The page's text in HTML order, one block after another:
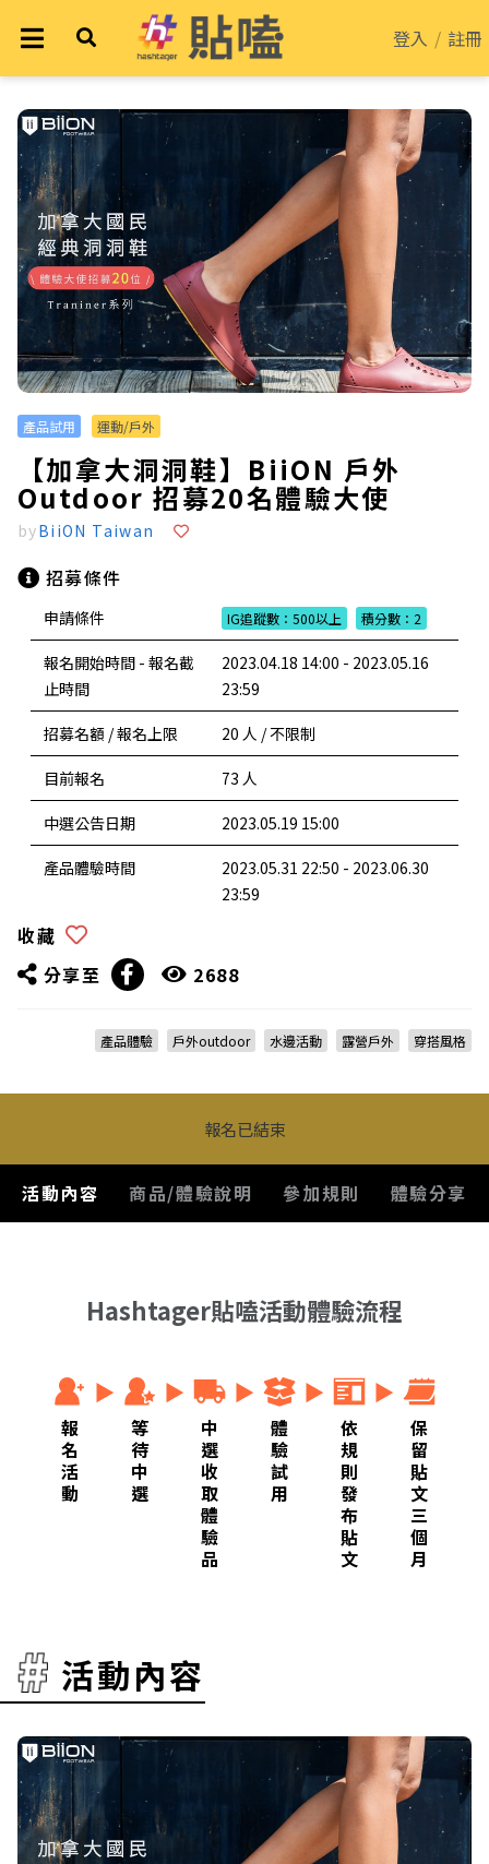
登入 / 註冊
產品試用 運動/戶外
【加拿大洞洞鞋】BiiON 戶外
Outdoor 招募20名體驗大使
byBiiON Taiwan
招募條件
申請條件 IG追蹤數：500以上 積分數：2
報名開始時間 - 報名截
止時間
2023.04.18 14:00 - 2023.05.16
23:59
招募名額 / 報名上限 20 人 / 不限制
目前報名 73 人
中選公告日期 2023.05.19 15:00
產品體驗時間
2023.05.31 22:50 - 2023.06.30
23:59
收藏
分享至
2688
產品體驗 戶外outdoor 水邊活動 露營戶外 穿搭風格
活動內容 商品/體驗說明 參加規則 體驗分享
報名已結束
Hashtager貼嗑活動體驗流程
報
名
活
動
等
待
中
選
中
選
收
取
體
驗
品
體
驗
試
用
依
規
則
發
布
貼
文
保
留
貼
文
三
個
月
活動內容